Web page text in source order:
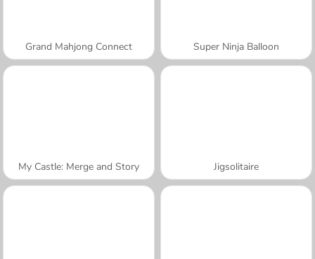
Grand Mahjong Connect Super Ninja Balloon
My Castle: Merge and Story Jigsolitaire